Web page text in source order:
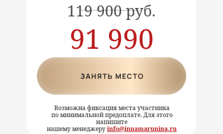
Возможна фиксация места участника
по минимальной предоплате. Для этого
напишите
нашему менеджеруinfo@innamarunina.ru
91 990
руб.
119 900 руб.